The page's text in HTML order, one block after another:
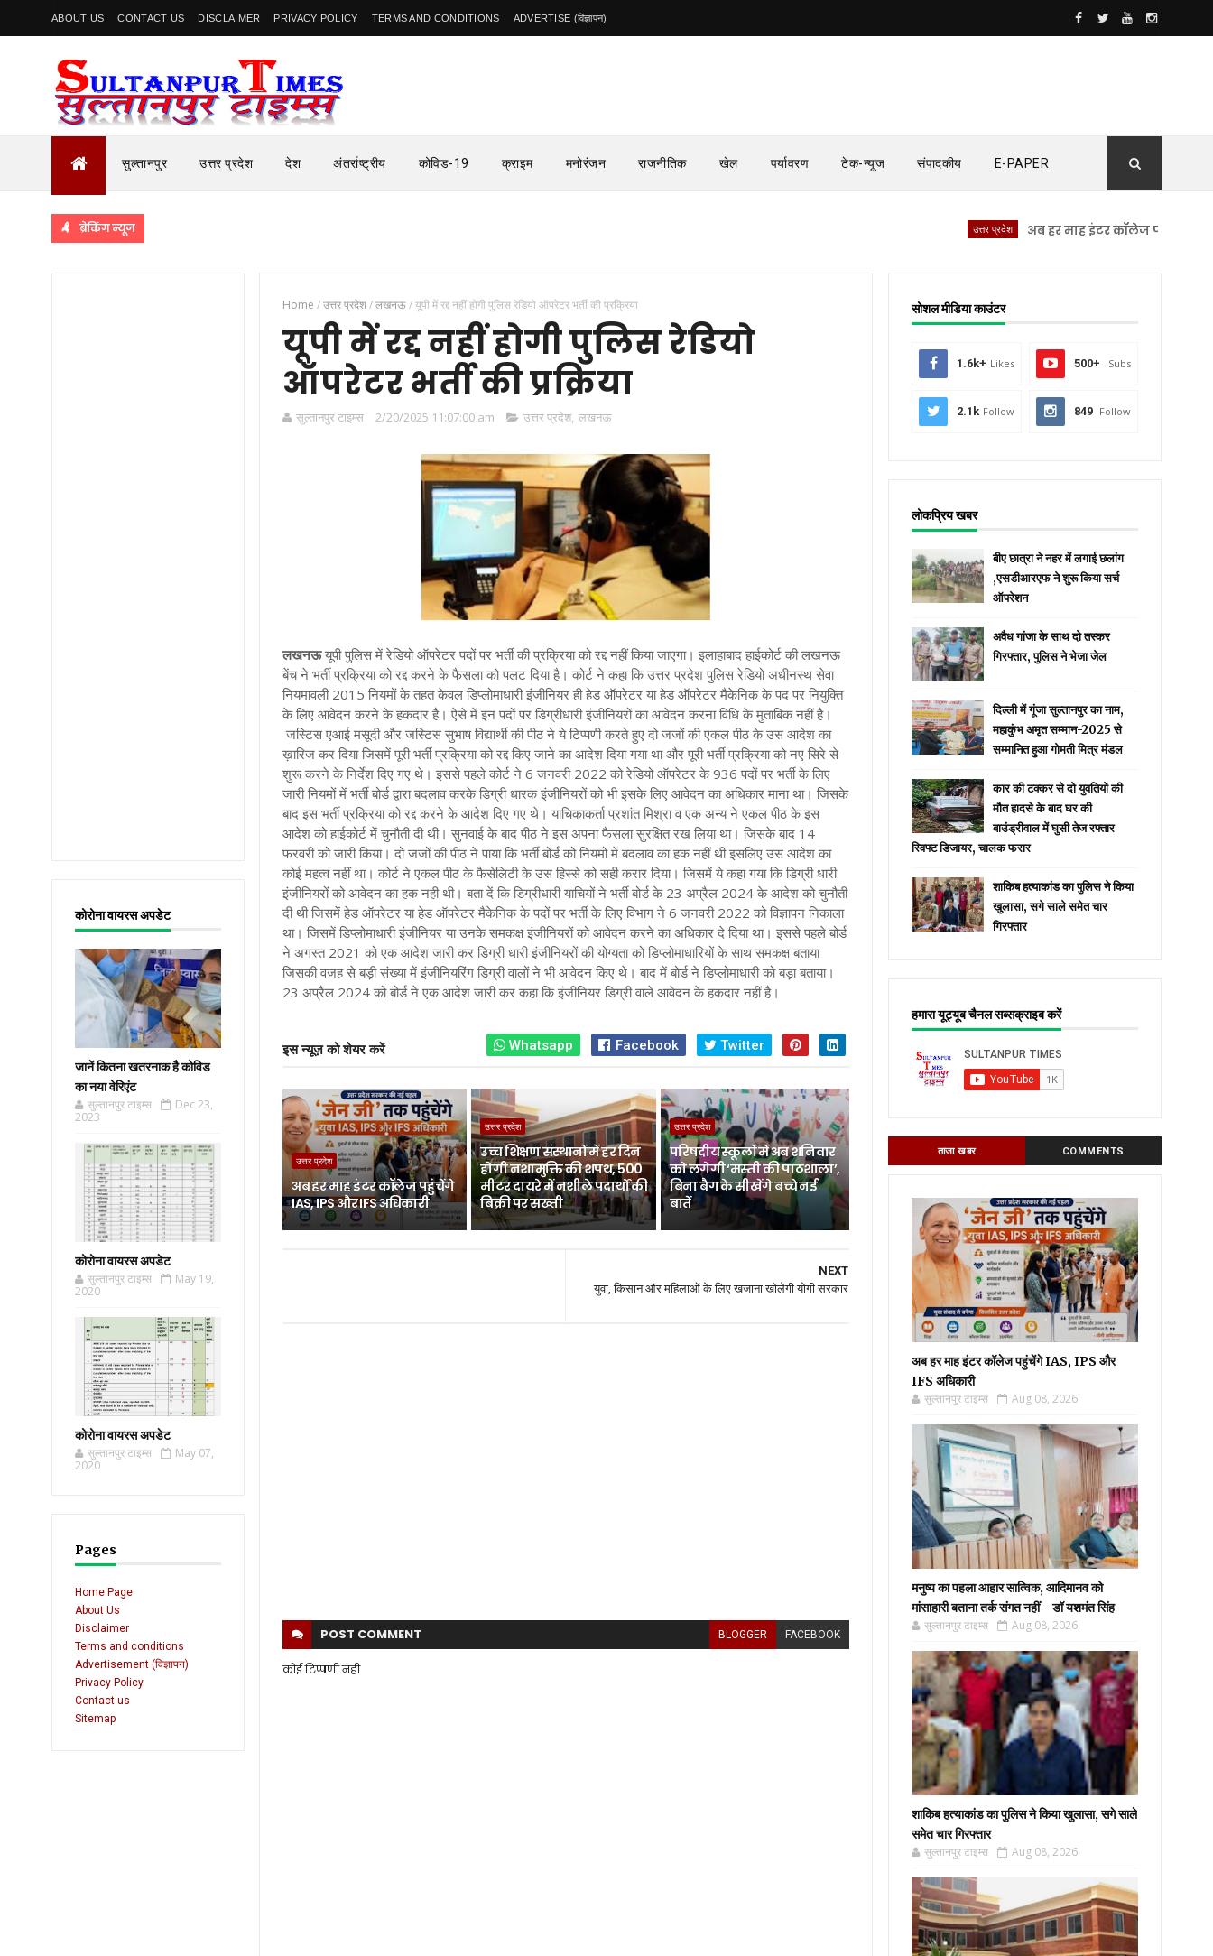
ABOUT US CONTACT US DISCLAIMER PRIVACY POLICY TERMS AND CONDITIONS ADVERTISE (विज्ञापन)
सुल्तानपुर उत्तर प्रदेश देश अंतर्राष्ट्रीय कोविड-19 क्राइम मनोरंजन राजनीतिक खेल पर्यावरण टेक-न्यूज संपादकीय E-PAPER
ब्रेकिंग न्यूज अब हर माह इंटर कॉलेज पहुंचेंगे IAS, IPS और
कोरोना वायरस अपडेट
जानें कितना खतरनाक है कोविड
का नया वेरिएंट
सुल्तानपुर टाइम्स
Dec 23,
2023
कोरोना वायरस अपडेट
सुल्तानपुर टाइम्स
May 19,
2020
कोरोना वायरस अपडेट
सुल्तानपुर टाइम्स
May 07,
2020
Pages
Home Page
About Us
Disclaimer
Terms and conditions
Advertisement (विज्ञापन)
Privacy Policy
Contact us
Sitemap
Home /उत्तर प्रदेश/लखनऊ/यूपी में रद्द नहीं होगी पुलिस रेडियो ऑपरेटर भर्ती की प्रक्रिया
यूपी में रद्द नहीं होगी पुलिस रेडियो
ऑपरेटर भर्ती की प्रक्रिया
सुल्तानपुर टाइम्स 2/20/2025 11:07:00 am उत्तर प्रदेश, लखनऊ
लखनऊयूपीपुलिस में रेडियो ऑपरेटर पदों पर भर्ती की प्रक्रिया को रद्द नहीं किया जाएगा। इलाहाबाद हाईकोर्ट की लखनऊ
बेंच ने भर्ती प्रक्रिया को रद्द करने के फैसला को पलट दिया है। कोर्ट ने कहा कि उत्तर प्रदेश पुलिस रेडियो अधीनस्थ सेवा
नियमावली 2015 नियमों के तहत केवल डिप्लोमाधारी इंजीनियर ही हेड ऑपरेटर या हेड ऑपरेटर मैकेनिक के पद पर नियुक्ति
के लिए आवेदन करने के हकदार है। ऐसे में इन पदों पर डिग्रीधारी इंजीनियरों का आवेदन करना विधि के मुताबिक नहीं है।
जस्टिस एआई मसूदी और जस्टिस सुभाष विद्यार्थी की पीठ ने ये टिप्पणी करते हुए दो जजों की एकल पीठ के उस आदेश का
ख़ारिज कर दिया जिसमें पूरी भर्ती प्रक्रिया को रद्द किए जाने का आदेश दिया गया था और पूरी भर्ती प्रक्रिया को नए सिरे से
शुरू करने के निर्देश दिए गए थे। इससे पहले कोर्ट ने 6 जनवरी 2022 को रेडियो ऑपरेटर के 936 पदों पर भर्ती के लिए
जारी नियमों में भर्ती बोर्ड द्वारा बदलाव करके डिग्री धारक इंजीनियरों को भी इसके लिए आवेदन का अधिकार माना था। जिसके
बाद इस भर्ती प्रक्रिया को रद्द करने के आदेश दिए गए थे।याचिकाकर्ता प्रशांत मिश्रा व एक अन्य ने एकल पीठ के इस
आदेश को हाईकोर्ट में चुनौती दी थी। सुनवाई के बाद पीठ ने इस अपना फैसला सुरक्षित रख लिया था। जिसके बाद 14
फरवरी को जारी किया। दो जजों की पीठ ने पाया कि भर्ती बोर्ड को नियमों में बदलाव का हक नहीं थी इसलिए उस आदेश का
कोई महत्व नहीं था। कोर्ट ने एकल पीठ के फैसेलिटी के उस हिस्से को सही करार दिया। जिसमें ये कहा गया कि डिग्री धारी
इंजीनियरों को आवेदन का हक नही थी।बता दें कि डिग्रीधारी याचियों ने भर्ती बोर्ड के 23 अप्रैल 2024 के आदेश को चुनौती
दी थी जिसमें हेड ऑपरेटर या हेड ऑपरेटर मैकेनिक के पदों पर भर्ती के लिए विभाग ने 6 जनवरी 2022 को विज्ञापन निकाला
था। जिसमें डिप्लोमाधारी इंजीनियर या उनके समकक्ष इंजीनियरों को आवेदन करने का अधिकार दे दिया था। इससे पहले बोर्ड
ने अगस्त 2021 को एक आदेश जारी कर डिग्री धारी इंजीनियरों की योग्यता को डिप्लोमाधारियों के साथ समकक्ष बताया
जिसकी वजह से बड़ी संख्या में इंजीनियरिंग डिग्री वालों ने भी आवेदन किए थे। बाद में बोर्ड ने डिप्लोमाधारी को बड़ा बताया।
23 अप्रैल 2024 को बोर्ड ने एक आदेश जारी कर कहा कि इंजीनियर डिग्री वाले आवेदन के हकदार नहीं है।
इस न्यूज़ को शेयर करें Whatsapp Facebook Twitter
उत्तर प्रदेश
अब हर माह इंटर कॉलेज पहुंचेंगे
IAS, IPS और IFS अधिकारी
उत्तर प्रदेश
उच्च शिक्षण संस्थानों में हर दिन
होगी नशामुक्ति की शपथ, 500
मीटर दायरे में नशीले पदार्थों की
बिक्री पर सख्ती
उत्तर प्रदेश
परिषदीय स्कूलों में अब शनिवार
को लगेगी ‘मस्ती की पाठशाला’,
बिना बैग के सीखेंगे बच्चे नई
बातें
NEXT
युवा, किसान और महिलाओं के लिए खजाना खोलेगी योगी सरकार
POST COMMENT BLOGGER FACEBOOK
कोई टिप्पणी नहीं
सोशल मीडिया काउंटर
1.6k+ Likes 500+ Subs
2.1k Follow 849 Follow
लोकप्रिय खबर
बीए छात्रा ने नहर में लगाई छलांग
,एसडीआरएफ ने शुरू किया सर्च
ऑपरेशन
अवैध गांजा के साथ दो तस्कर
गिरफ्तार, पुलिस ने भेजा जेल
दिल्ली में गूंजा सुल्तानपुर का नाम,
महाकुंभ अमृत सम्मान-2025 से
सम्मानित हुआ गोमती मित्र मंडल
कार की टक्कर से दो युवतियों की
मौत हादसे के बाद घर की
बाउंड्रीवाल में घुसी तेज रफ्तार
स्विफ्ट डिजायर, चालक फरार
शाकिब हत्याकांड का पुलिस ने किया
खुलासा, सगे साले समेत चार
गिरफ्तार
हमारा यूट्यूब चैनल सब्सक्राइब करें
ताजा खबर COMMENTS
अब हर माह इंटर कॉलेज पहुंचेंगे IAS, IPS और
IFS अधिकारी
सुल्तानपुर टाइम्स Aug 08, 2026
मनुष्य का पहला आहार सात्विक, आदिमानव को
मांसाहारी बताना तर्क संगत नहीं - डॉ यशमंत सिंह
सुल्तानपुर टाइम्स Aug 08, 2026
शाकिब हत्याकांड का पुलिस ने किया खुलासा, सगे साले
समेत चार गिरफ्तार
सुल्तानपुर टाइम्स Aug 08, 2026